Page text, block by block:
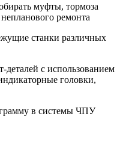
муфты, тормоза
ремонта
станки различных
деталей с использованием
головки,
в системы ЧПУ